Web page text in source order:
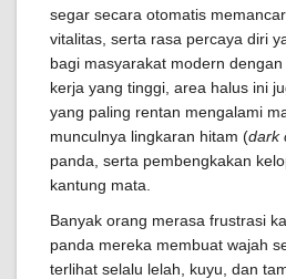
segar secara otomatis
vitalitas, serta rasa percaya diri
bagi masyarakat modern
kerja yang tinggi, area halus ini
yang paling rentan mengalami
munculnya lingkaran hitam (dark
panda, serta pembengkakan
kantung mata.
Banyak orang merasa frustrasi
panda mereka membuat wajah
terlihat selalu lelah, kuyu, dan